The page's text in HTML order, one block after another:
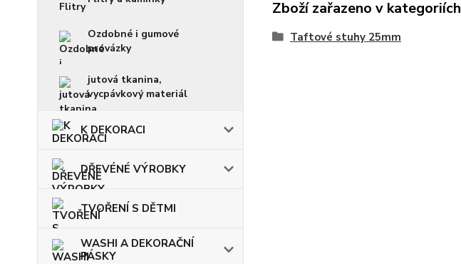
Ozdobné i gumové
provázky
jutová tkanina,
vycpávkový materiál
K DEKORACI
DŘEVÉNÉ VÝROBKY
TVOŘENÍ S DĚTMI
WASHI A DEKORAČNÍ
PÁSKY
Zboží zařazeno v kategoriích
Taftové stuhy 25mm